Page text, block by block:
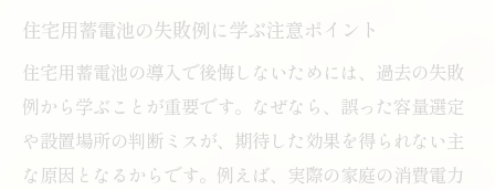
住宅用蓄電池の失敗例に学ぶ注意ポイント
住宅用蓄電池の導入で後悔しないためには、過去の失敗
例から学ぶことが重要です。なぜなら、誤った容量選定
や設置場所の判断ミスが、期待した効果を得られない主
な原因となるからです。例えば、実際の家庭の消費電力